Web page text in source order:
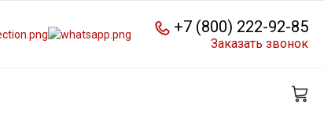
+7 (800) 222-92-85
Заказать звонок